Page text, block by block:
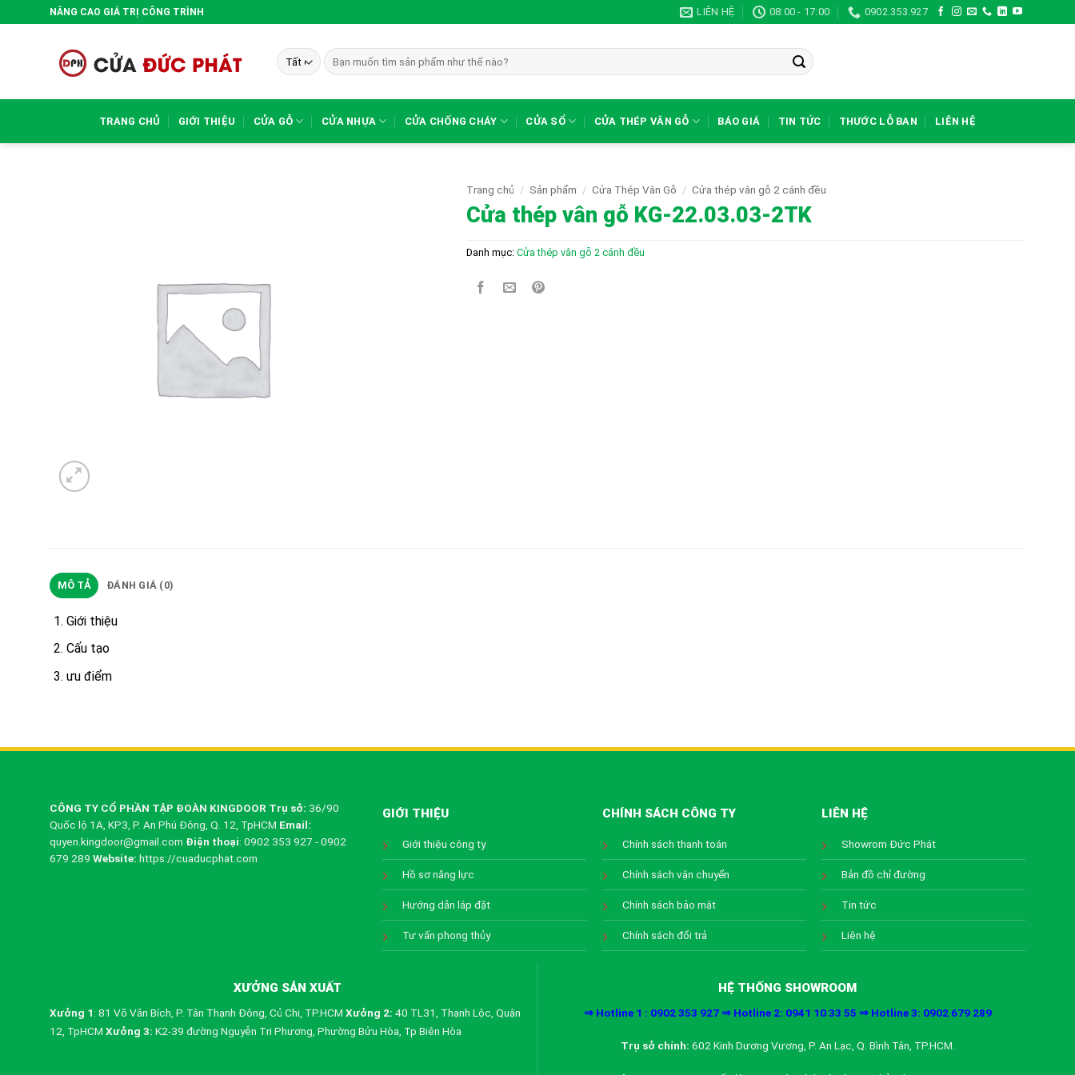
qua
NÂNG CAO GIÁ TRỊ CÔNG TRÌNH LIÊN HỆ 08:00 - 17:00 0902.353.927
Tìm
kiếm:
TRANG CHỦ GIỚI THIỆU CỬA GỖ CỬA NHỰA CỬA CHỐNG CHÁY CỬA SỔ CỬA THÉP VÂN GỖ BÁO GIÁ TIN TỨC THƯỚC LỖ BAN LIÊN HỆ
Trang chủ / Sản phẩm / Cửa Thép Vân Gỗ / Cửa thép vân gỗ 2 cánh đều
Cửa thép vân gỗ KG-22.03.03-2TK
Danh mục: Cửa thép vân gỗ 2 cánh đều
MÔ TẢ ĐÁNH GIÁ (0)
Giới thiệu
Cấu tạo
ưu điểm
CÔNG TY CỔ PHẦN TẬP ĐOÀN KINGDOOR Trụ sở: 36/90
Quốc lộ 1A, KP3, P. An Phú Đông, Q. 12, TpHCM Email:
quyen.kingdoor@gmail.com Điện thoại: 0902 353 927 - 0902
679 289 Website: https://cuaducphat.com
GIỚI THIỆU
Giới thiệu công ty
Hồ sơ năng lực
Hướng dẫn lắp đặt
Tư vấn phong thủy
CHÍNH SÁCH CÔNG TY
Chính sách thanh toán
Chính sách vận chuyển
Chính sách bảo mật
Chính sách đổi trả
LIÊN HỆ
Showrom Đức Phát
Bản đồ chỉ đường
Tin tức
Liên hệ
XƯỞNG SẢN XUẤT
Xưởng 1: 81 Võ Văn Bích, P. Tân Thạnh Đông, Củ Chi, TP.HCM Xưởng 2: 40 TL31, Thạnh Lộc, Quận
12, TpHCM Xưởng 3: K2-39 đường Nguyễn Tri Phương, Phường Bửu Hòa, Tp Biên Hòa
HỆ THỐNG SHOWROOM
⇒ Hotline 1 : 0902 353 927 ⇒ Hotline 2: 0941 10 33 55 ⇒ Hotline 3: 0902 679 289
Trụ sở chính: 602 Kinh Dương Vương, P. An Lạc, Q. Bình Tân, TP.HCM.